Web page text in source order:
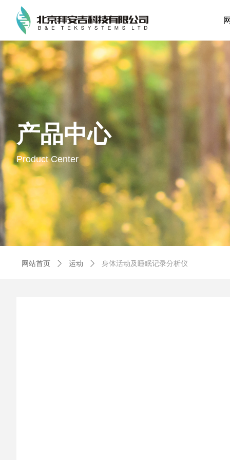
产品中心
Product Center
网站首页 ꄲ 运动 ꄲ 身体活动及睡眠记录分析仪